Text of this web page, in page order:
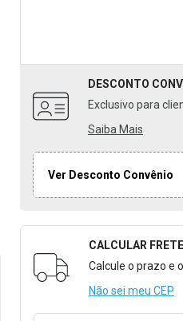
DESCONTO
Exclusivo para
Saiba Mais
Ver Desconto Convênio
Formulário para
CALCULAR FRETE
Calcule o prazo e
Não sei meu CEP